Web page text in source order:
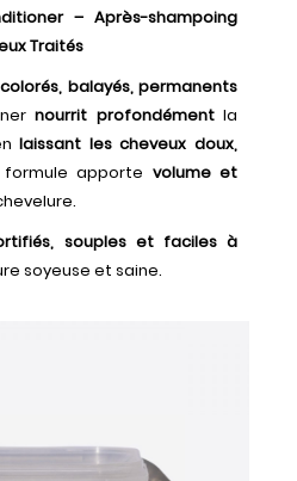
– Après-shampoing
Traités
balayés, permanents
nourrit profondémentla
laissant les cheveux doux,
apporte volume et
souples et faciles à
soyeuse et saine.